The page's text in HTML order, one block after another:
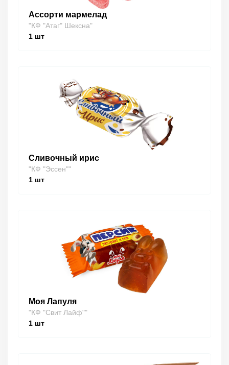
Ассорти мармелад
"КФ "Атаг" Шексна"
1 шт
Сливочный ирис
"КФ "Эссен""
1 шт
Моя Лапуля
"КФ "Свит Лайф""
1 шт